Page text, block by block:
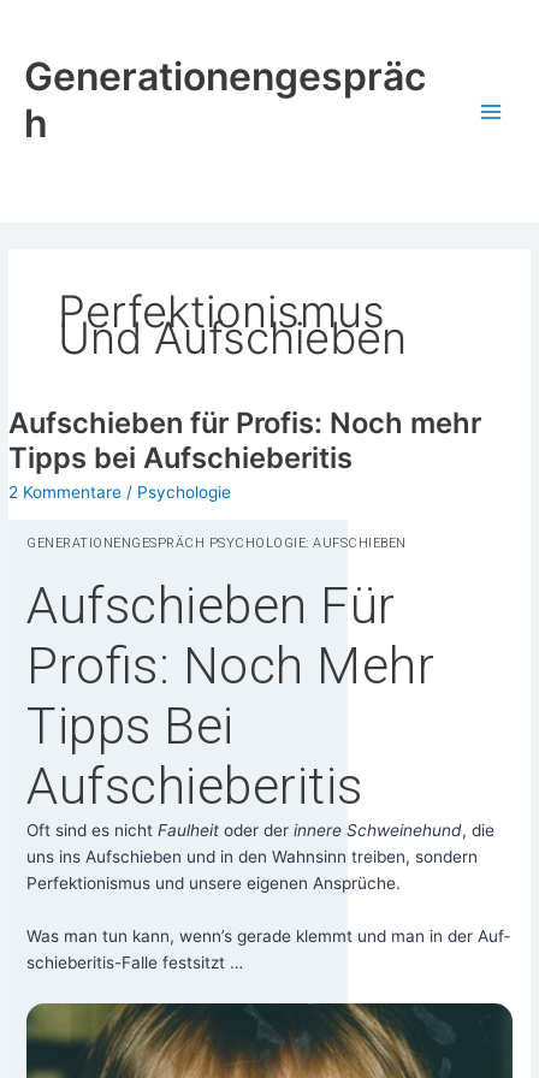
springen
Generationengespräc
h
Perfektionismus
Und Aufschieben
Aufschieben für Profis: Noch mehr
Tipps bei Aufschieberitis
2 Kommentare / Psychologie
GENE­RA­TIO­NEN­GE­SPRÄCH PSY­CHO­LO­GIE: AUFSCHIEBEN
Aufschieben Für
Profis: Noch Mehr
Tipps Bei
Aufschieberitis
Oft sind es nichtFaul­heit oder derinne­re Schwei­ne­hund, die
uns ins Auf­schie­ben und in den Wahn­sinn trei­ben, son­dern
Per­fek­tio­nis­mus und unse­re eige­nen Ansprü­che.
Was man tun kann, wenn’s gera­de klemmt und man in der Auf­
schie­be­ri­tis-Fal­le festsitzt …